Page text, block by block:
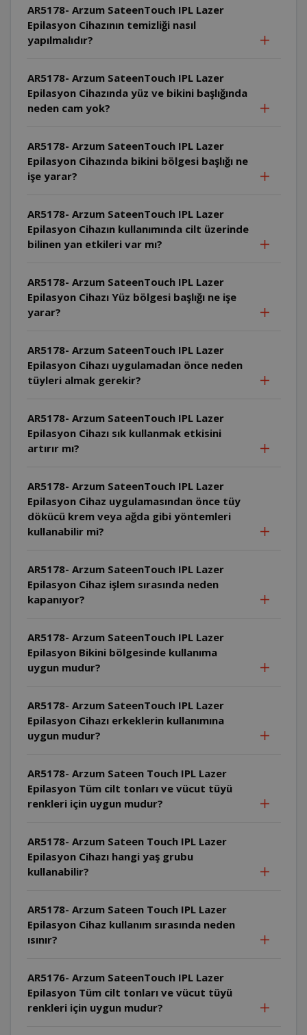
AR5178- Arzum SateenTouch IPL Lazer
Epilasyon Cihazının temizliği nasıl
yapılmalıdır?
AR5178- Arzum SateenTouch IPL Lazer
Epilasyon Cihazında yüz ve bikini başlığında
neden cam yok?
AR5178- Arzum SateenTouch IPL Lazer
Epilasyon Cihazında bikini bölgesi başlığı ne
işe yarar?
AR5178- Arzum SateenTouch IPL Lazer
Epilasyon Cihazın kullanımında cilt üzerinde
bilinen yan etkileri var mı?
AR5178- Arzum SateenTouch IPL Lazer
Epilasyon Cihazı Yüz bölgesi başlığı ne işe
yarar?
AR5178- Arzum SateenTouch IPL Lazer
Epilasyon Cihazı uygulamadan önce neden
tüyleri almak gerekir?
AR5178- Arzum SateenTouch IPL Lazer
Epilasyon Cihazı sık kullanmak etkisini
artırır mı?
AR5178- Arzum SateenTouch IPL Lazer
Epilasyon Cihaz uygulamasından önce tüy
dökücü krem veya ağda gibi yöntemleri
kullanabilir mi?
AR5178- Arzum SateenTouch IPL Lazer
Epilasyon Cihaz işlem sırasında neden
kapanıyor?
AR5178- Arzum SateenTouch IPL Lazer
Epilasyon Bikini bölgesinde kullanıma
uygun mudur?
AR5178- Arzum SateenTouch IPL Lazer
Epilasyon Cihazı erkeklerin kullanımına
uygun mudur?
AR5178- Arzum Sateen Touch IPL Lazer
Epilasyon Tüm cilt tonları ve vücut tüyü
renkleri için uygun mudur?
AR5178- Arzum Sateen Touch IPL Lazer
Epilasyon Cihazı hangi yaş grubu
kullanabilir?
AR5178- Arzum Sateen Touch IPL Lazer
Epilasyon Cihaz kullanım sırasında neden
ısınır?
AR5176- Arzum SateenTouch IPL Lazer
Epilasyon Tüm cilt tonları ve vücut tüyü
renkleri için uygun mudur?